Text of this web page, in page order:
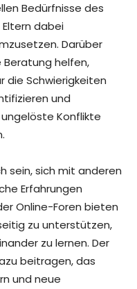
Bedürfnisse des
dabei
Darüber
Beratung helfen,
die Schwierigkeiten
und
Konflikte
sein, sich mit anderen
Erfahrungen
Online-Foren bieten
zu unterstützen,
zu lernen. Der
beitragen, das
und neue